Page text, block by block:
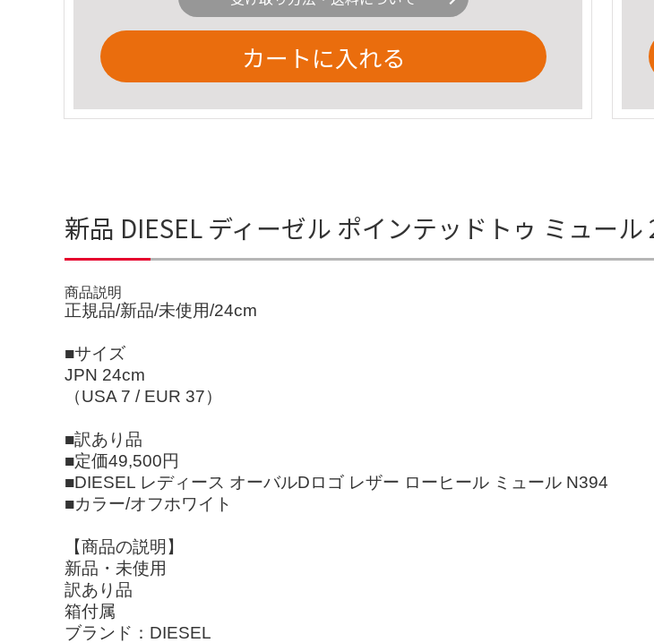
カートに入れる
新品 DIESEL ディーゼル ポインテッドトゥ ミュー
商品説明
正規品/新品/未使用/24cm
■サイズ
JPN 24cm
（USA 7 / EUR 37）
■訳あり品
■定価49,500円
■DIESEL レディース オーバルDロゴ レザー ローヒール ミュール N394
■カラー/オフホワイト
【商品の説明】
新品・未使用
訳あり品
箱付属
ブランド：DIESEL